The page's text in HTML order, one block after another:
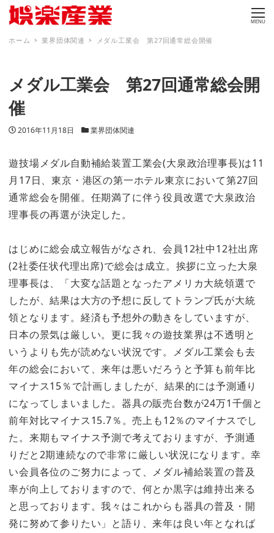
MENU
ホーム 業界団体関連 メダル工業会 第27回通常総会開催
メダル工業会 第27回通常総会開
催
投稿日
2016年11月18日 カテゴリー
業界団体関連
遊技場メダル自動補給装置工業会(大泉政治理事長)は11
月17日、東京・港区の第一ホテル東京において第27回
通常総会を開催。任期満了に伴う役員改選で大泉政治
理事長の再選が決定した。
はじめに総会成立報告がなされ、会員12社中12社出席
(2社委任状代理出席)で総会は成立。挨拶に立った大泉
理事長は、「大変な話題となったアメリカ大統領選で
したが、結果は大方の予想に反してトランプ氏が大統
領となります。経済も予想外の動きをしていますが、
日本の景気は厳しい。更に我々の遊技業界は不透明と
いうよりも先が読めない状況です。メダル工業会も去
年の総会において、来年は悪いだろうと予算も前年比
マイナス15％で計画しましたが、結果的には予測通り
になってしまいました。器具の販売台数が24万1千個と
前年対比マイナス15.7％。売上も12％のマイナスでし
た。来期もマイナス予測で考えておりますが、予測通
りだと2期連続なので非常に厳しい状況になります。幸
い会員各位のご努力によって、メダル補給装置の普及
率が向上しておりますので、何とか黒字は維持出来る
と思っております。我々はこれからも器具の普及・開
発に努めて参りたい」と語り、来年は良い年となれば